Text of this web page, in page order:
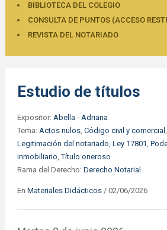
BIBLIOTECA DEL COLEGIO
CONSULTA DE PUNTOS (ACCESO
REVISTA DEL NOTARIADO
Estudio de títulos
Expositor: Abella - Adriana
Tema: Actos nulos, Código civil y comercial ,
Legitimación del notariado, Ley 17801,
inmobiliario,Título oneroso
Rama del Derecho: Derecho Notarial
En Materiales Didácticos/ 02/06/2026